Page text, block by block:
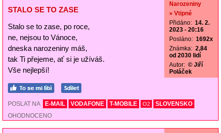
STALO SE TO ZASE
Stalo se to zase, po roce,
ne, nejsou to Vánoce,
dneska narozeniny máš,
tak Ti přejeme, ať si je užíváš.
Vše nejlepší!
Narozeniny
» Vtipné
Přidáno: 14. 2.
2023 - 20:16
Posláno: 1692x
Známka: 2,84
od 2030 lidí
Autor: © Jiří
Poláček
POSLAT NA E-MAIL VODAFONE T-MOBILE O2
SLOVENSKO
OHODNOCENO